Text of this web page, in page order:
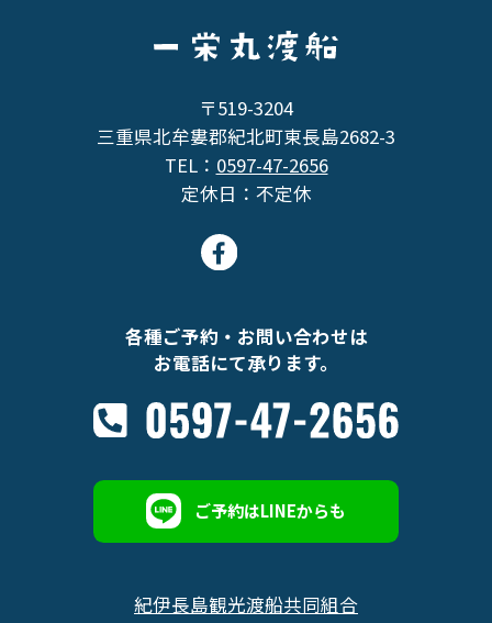
〒519-3204
三重県北牟婁郡紀北町東長島2682-3
TEL： 0597-47-2656
定休日：不定休
各種ご予約・お問い合わせは
お電話にて承ります。
ご予約はLINEからも
紀伊長島観光渡船共同組合